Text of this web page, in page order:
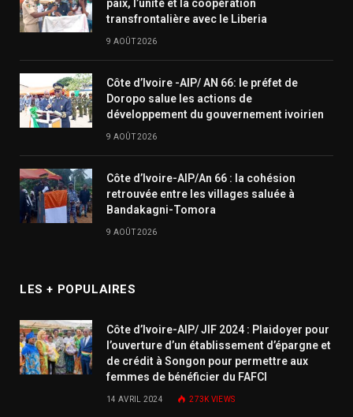
paix, l’unité et la coopération
transfrontalière avec le Liberia
9 AOÛT 2026
Côte d’Ivoire -AIP/ AN 66: le préfet de
Doropo salue les actions de
développement du gouvernement ivoirien
9 AOÛT 2026
Côte d’Ivoire-AIP/An 66 : la cohésion
retrouvée entre les villages saluée à
Bandakagni-Tomora
9 AOÛT 2026
LES + POPULAIRES
Côte d’Ivoire-AIP/ JIF 2024 : Plaidoyer pour
l’ouverture d’un établissement d’épargne et
de crédit à Songon pour permettre aux
femmes de bénéficier du FAFCI
14 AVRIL 2024 273K VIEWS